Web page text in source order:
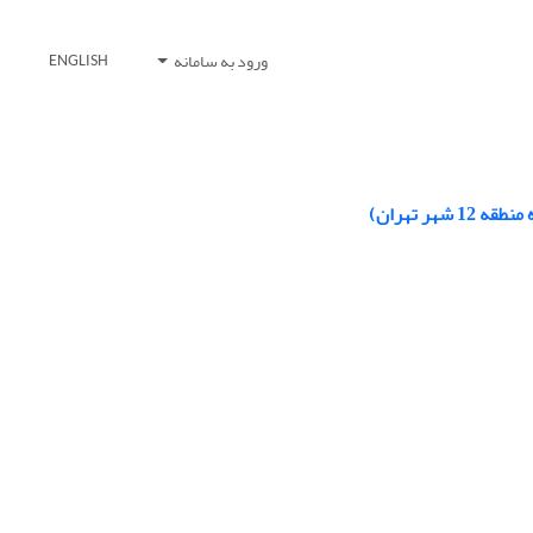
ورود به سامانه ENGLISH
تهران)